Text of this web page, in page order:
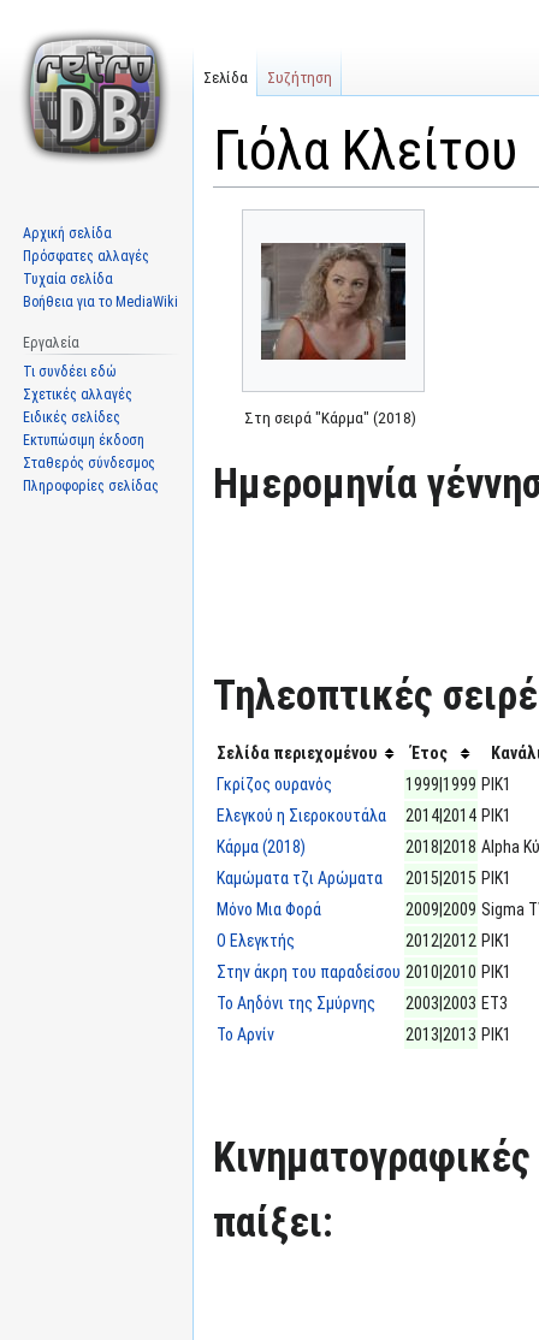
Γιόλα Κλείτου
πλοήγηση
αναζήτηση
Στη σειρά "Κάρμα" (2018)
Ημερομηνία
Τηλεοπτικές
Σελίδα περιεχομένου Έτος
Γκρίζος ουρανός
1999|1999 ΡΙΚ1
Ελεγκού η Σιεροκουτάλα
2014|2014 ΡΙΚ1
Κάρμα (2018)
2018|2018 Alpha
Καμώματα τζι Αρώματα
2015|2015 ΡΙΚ1
Μόνο Μια Φορά
2009|2009 Sigma
Ο Ελεγκτής
2012|2012 ΡΙΚ1
Στην άκρη του παραδείσου 2010|2010 ΡΙΚ1
Το Αηδόνι της Σμύρνης
2003|2003 ΕΤ3
Το Αρνίν
2013|2013 ΡΙΚ1
Κινηματογραφικές
παίξει:
Σελίδα Συζήτηση
Αρχική σελίδα
Πρόσφατες αλλαγές
Τυχαία σελίδα
Βοήθεια για το MediaWiki
Εργαλεία
Τι συνδέει εδώ
Σχετικές αλλαγές
Ειδικές σελίδες
Εκτυπώσιμη έκδοση
Σταθερός σύνδεσμος
Πληροφορίες σελίδας